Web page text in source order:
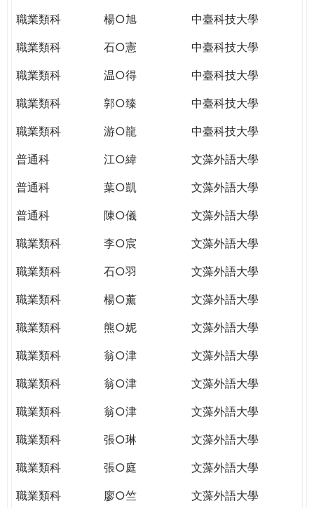
職業類科
楊○旭
中臺科技大學
職業類科
石○憲
中臺科技大學
職業類科
温○得
中臺科技大學
職業類科
郭○臻
中臺科技大學
職業類科
游○龍
中臺科技大學
普通科
江○緯
文藻外語大學
普通科
葉○凱
文藻外語大學
普通科
陳○儀
文藻外語大學
職業類科
李○宸
文藻外語大學
職業類科
石○羽
文藻外語大學
職業類科
楊○薰
文藻外語大學
職業類科
熊○妮
文藻外語大學
職業類科
翁○津
文藻外語大學
職業類科
翁○津
文藻外語大學
職業類科
翁○津
文藻外語大學
職業類科
張○琳
文藻外語大學
職業類科
張○庭
文藻外語大學
職業類科
廖○竺 文藻外語大學